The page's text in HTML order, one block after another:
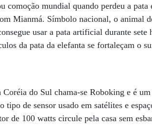
comoção mundial quando perdeu a
Mianmá. Símbolo nacional, o animal
usar a pata artificial durante sete
da pata da elefanta se fortaleçam o
do Sul chama-se Roboking e é
de sensor usado em satélites e
de 100 watts circule pela casa sem